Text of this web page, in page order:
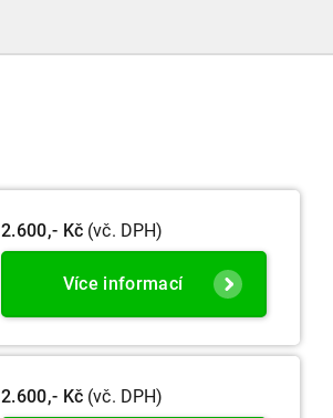
2.600,- Kč (vč. DPH)
Více informací
2.600,- Kč (vč. DPH)